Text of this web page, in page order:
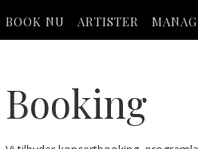
BOOK NU ARTISTER
Booking